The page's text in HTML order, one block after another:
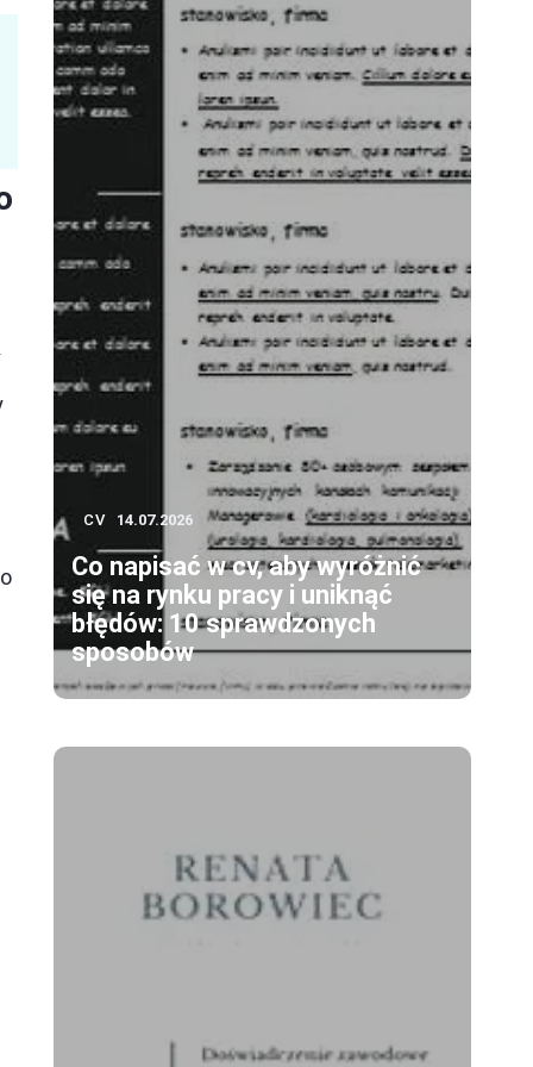
CV 14.07.2026
Co napisać w cv, aby wyróżnić
się na rynku pracy i uniknąć
błędów: 10 sprawdzonych
sposobów